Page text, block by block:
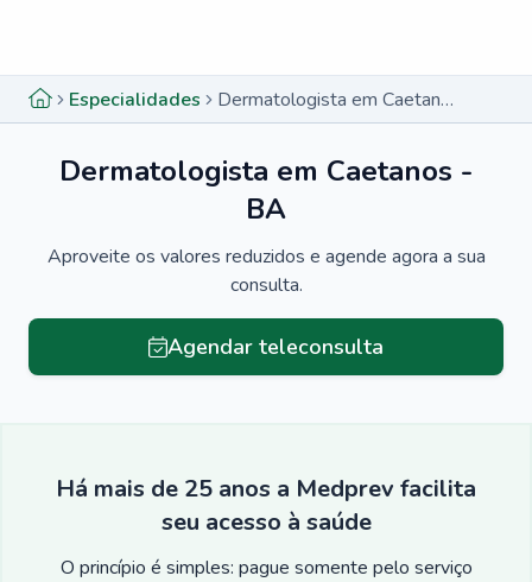
Especialidades Dermatologista em Caetanos - BA
Dermatologista em Caetanos -
BA
Aproveite os valores reduzidos e agende agora a sua
consulta.
Agendar teleconsulta
Há mais de 25 anos a Medprev facilita
seu acesso à saúde
O princípio é simples: pague somente pelo serviço